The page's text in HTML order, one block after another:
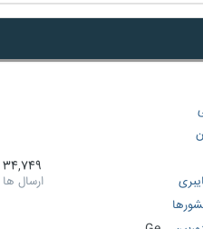
34,749
ارسال ها